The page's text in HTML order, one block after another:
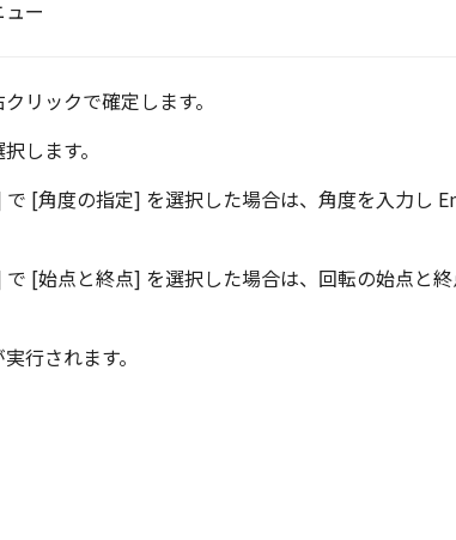
リックで確定します。
します。
[角度の指定] を選択した場合は、角度を入力し
[始点と終点] を選択した場合は、回転の始点と
行されます。